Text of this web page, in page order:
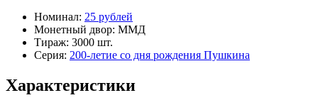
Номинал: 25 рублей
Монетный двор: ММД
Тираж: 3000 шт.
Серия: 200-летие со дня рождения Пушкина
Характеристики